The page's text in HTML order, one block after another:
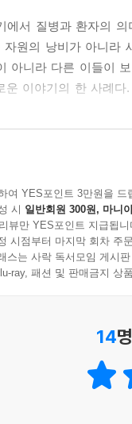
라도 그렇다. 표현한
p.59~60
간 경험의 가장자리로
힘은 설명될 수 없지
질환과 고통에 두려
만 속도를 늦추는 것
는 일 자체가 중요함
연시하며 상실했던 균
로는 죽음을 존중해야
에서 질병과 환자의
원의 낭비가 아니라
아니라 다른 이들이
운 이야기의 한 사례
병 서사의 영웅 이야
하기 때문에 영적
로 질병으로 인해 얻
게 읽힌다는 것이다.
있다. 나는 이 여행이
는 것, 그것은 축복
느끼면서 읽을 수 있다.
에서도 의미가 무척
여 YES포인트 3만원을 드
시 일반회원 300원, 마니
뷰만 YES포인트 지급됩니
시점부터 마지막 회차 주
스는 사락 독서모임 게시
ray, 패션 및 판매금지 상
14